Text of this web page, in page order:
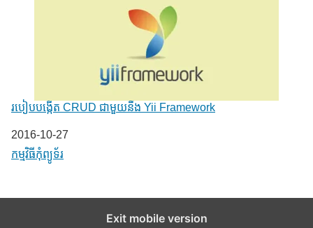
របៀបបង្កើត CRUD ជាមួយនឹង Yii Framework
Date
2016-10-27
In relation to
កម្មវិធីកុំព្យូទ័រ
Exit mobile version